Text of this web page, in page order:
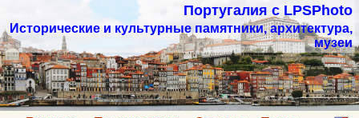
Португалия с LPSPhoto
Исторические и культурные памятники, архитектура,
музеи